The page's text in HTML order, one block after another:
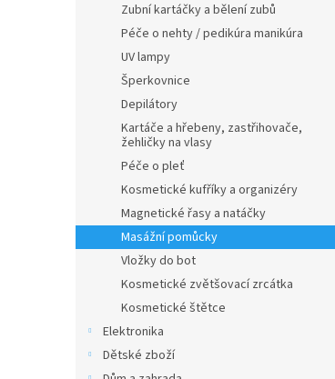
Zubní kartáčky a bělení zubů
Péče o nehty / pedikúra manikúra
UV lampy
Šperkovnice
Depilátory
Kartáče a hřebeny, zastřihovače,
žehličky na vlasy
Péče o pleť
Kosmetické kufříky a organizéry
Magnetické řasy a natáčky
Masážní pomůcky
Vložky do bot
Kosmetické zvětšovací zrcátka
Kosmetické štětce
Elektronika
Dětské zboží